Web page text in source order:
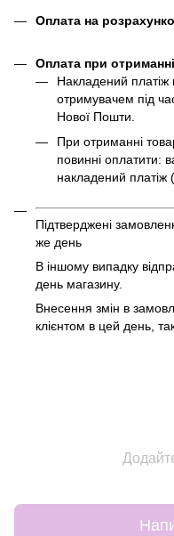
Оплата на
Оплата при
Накладений платіж
отримувачем під
Нової Пошти.
При отриманні
повинні оплатити:
накладений платіж
Підтверджені
же день
В іншому випадку
день магазину.
Внесення змін в
клієнтом в цей день,